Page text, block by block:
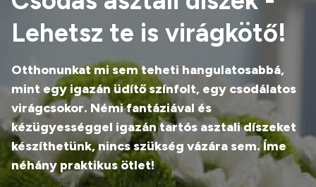
Lehetsz te is virágkötő!
Otthonunkat mi sem teheti hangulatosabbá,
mint egy igazán üdítő színfolt, egy csodálatos
virágcsokor. Némi fantáziával és
kézügyességgel igazán tartós asztali díszeket
készíthetünk, nincs szükség vázára sem. Íme
néhány praktikus ötlet!